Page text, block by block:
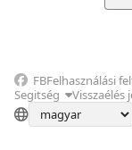
FBFelhasználási
Segitség
Visszaélés